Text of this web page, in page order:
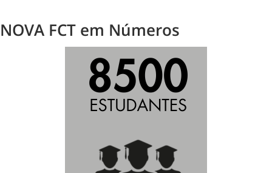
NOVA FCT em Números